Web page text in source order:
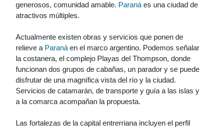
generosos, comunidad amable. Paraná es una ciudad de
atractivos múltiples.
Actualmente existen obras y servicios que ponen de
relieve a Paraná en el marco argentino. Podemos señalar
la costanera, el complejo Playas del Thompson, donde
funcionan dos grupos de cabañas, un parador y se puede
disfrutar de una magnífica vista del río y la ciudad.
Servicios de catamarán, de transporte y guía a las islas y
a la comarca acompañan la propuesta.
Las fortalezas de la capital entrerriana incluyen el perfil